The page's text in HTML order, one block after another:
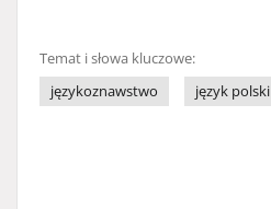
Temat i słowa kluczowe:
językoznawstwo
język polski